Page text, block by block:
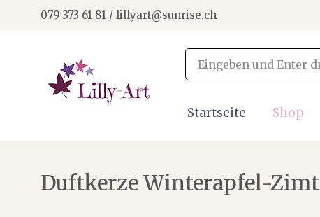
079 373 61 81 / lillyart@sunrise.ch
Startseite Shop
Duftkerze Winterapfel-Zimt